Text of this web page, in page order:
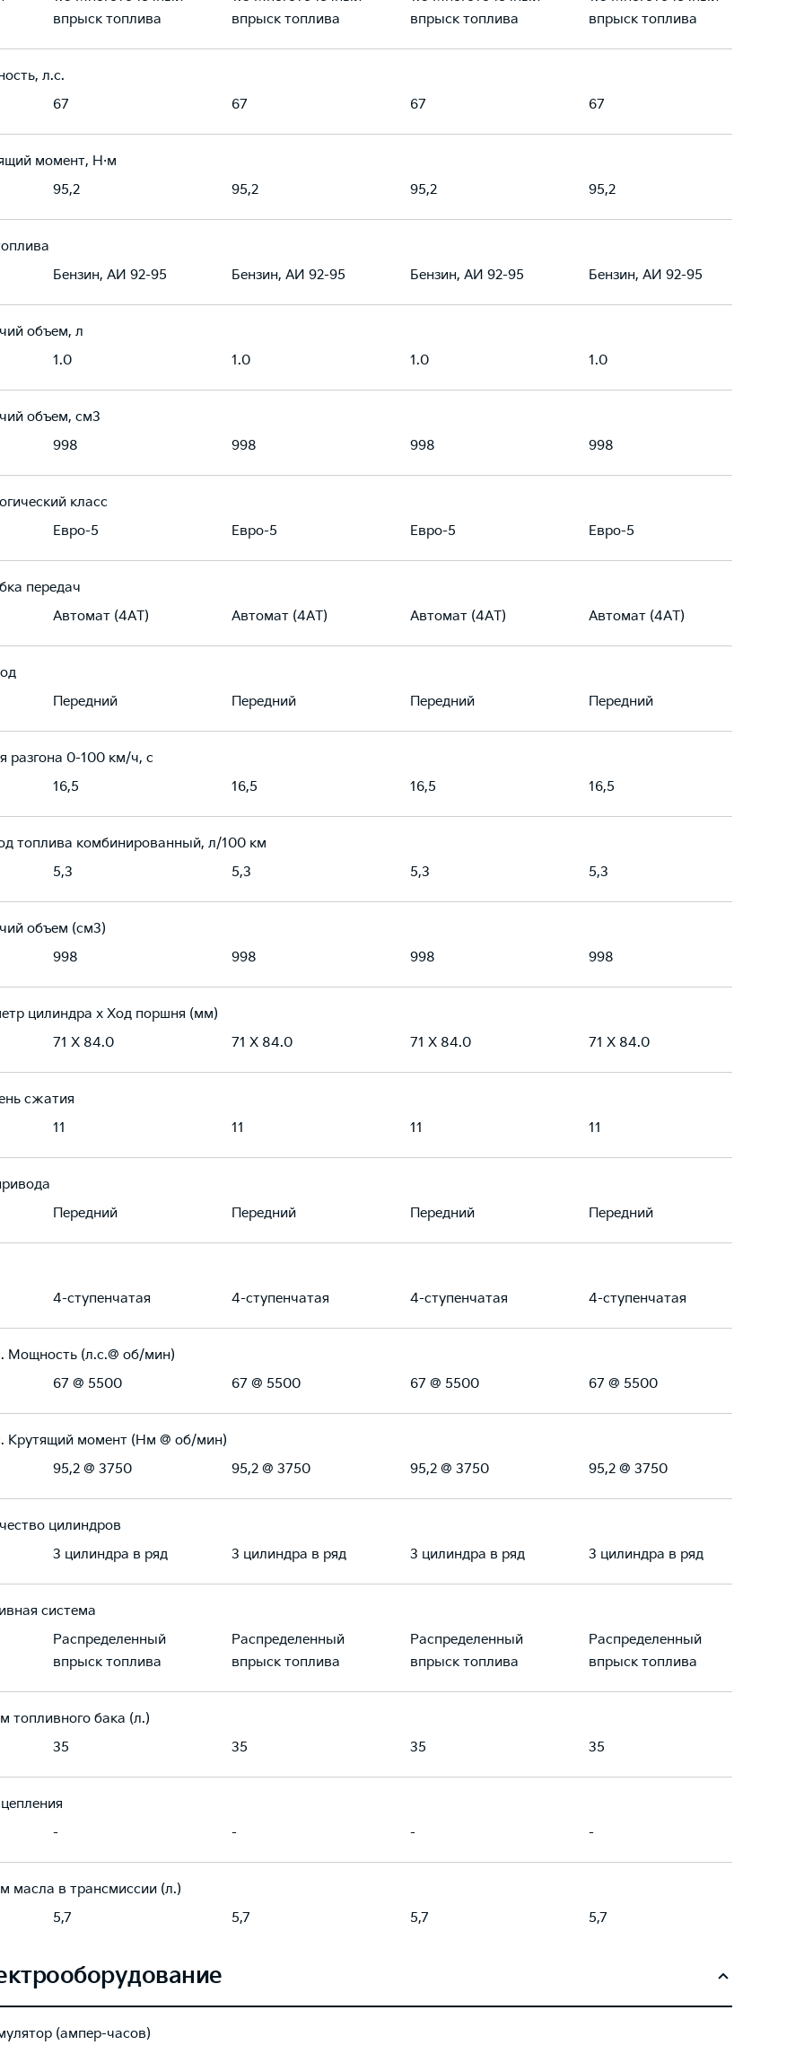
впрыск топлива
впрыск топлива
впрыск топлива
впрыск топлива
л.с.
67 67 67 67
момент, Н·м
95,2 95,2 95,2 95,2
Бензин, АИ 92-95 Бензин, АИ 92-95 Бензин, АИ 92-95 Бензин, АИ 92-95
объем, л
1.0 1.0 1.0 1.0
объем, см3
998 998 998 998
класс
Евро-5 Евро-5 Евро-5 Евро-5
передач
Автомат (4АТ) Автомат (4АТ) Автомат (4АТ) Автомат (4АТ)
Передний Передний Передний Передний
разгона 0-100 км/ч, с
16,5 16,5 16,5 16,5
топлива комбинированный, л/100 км
5,3 5,3 5,3 5,3
объем (см3)
998 998 998 998
цилиндра х Ход поршня (мм)
71 X 84.0 71 X 84.0 71 X 84.0 71 X 84.0
сжатия
11 11 11 11
Передний Передний Передний Передний
4-ступенчатая 4-ступенчатая 4-ступенчатая 4-ступенчатая
Мощность (л.с.@ об/мин)
67 @ 5500 67 @ 5500 67 @ 5500 67 @ 5500
Крутящий момент (Нм @ об/мин)
95,2 @ 3750 95,2 @ 3750 95,2 @ 3750 95,2 @ 3750
цилиндров
3 цилиндра в ряд 3 цилиндра в ряд 3 цилиндра в ряд 3 цилиндра в ряд
система
Распределенный
впрыск топлива
Распределенный
впрыск топлива
Распределенный
впрыск топлива
Распределенный
впрыск топлива
топливного бака (л.)
35 35 35 35
- - - -
масла в трансмиссии (л.)
5,7 5,7 5,7 5,7
(ампер-часов)